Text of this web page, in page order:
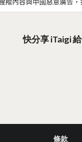
快分享 iTaigi
條款